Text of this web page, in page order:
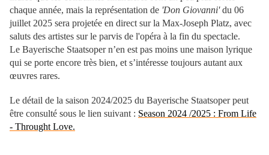
chaque année, mais la représentation de 'Don Giovanni'du 06
juillet 2025 sera projetée en direct sur la Max-Joseph Platz, avec
saluts des artistes sur le parvis de l'opéra à la fin du spectacle.
Le Bayerische Staatsoper n’en est pas moins une maison lyrique
qui se porte encore très bien, et s’intéresse toujours autant aux
œuvres rares.
Le détail de la saison 2024/2025 du Bayerische Staatsoper peut
être consulté sous le lien suivant : Season 2024 /2025 : From Life
- Throught Love.